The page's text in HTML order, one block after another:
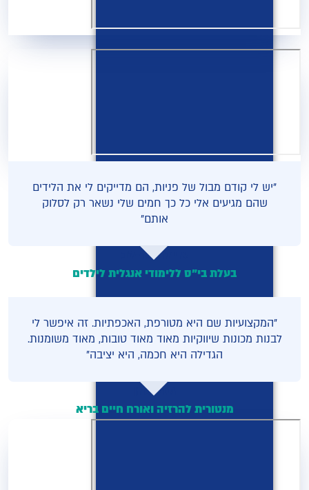
"יש לי קודם מבול של פניות, הם מדייקים לי את הלידים
שהם מגיעים אלי כל כך חמים שלי נשאר רק לסלוק
אותם"
איילה בר-לב
בעלת בי"ס ללימודי אנגלית לילדים
"המקצועיות שם היא מטורפת, האכפתיות. זה איפשר לי
לבנות מכונות שיווקיות מאוד מאוד טובות, מאוד משומנות.
הגדילה היא חכמה, היא יציבה"
מזל כהן
מנטורית להרזיה ואורח חיים בריא